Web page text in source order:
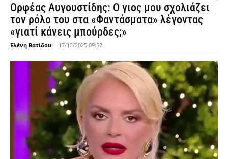
Ορφέας Αυγουστίδης: Ο γιος μου σχολιάζει
τον ρόλο του στα «Φαντάσματα» λέγοντας
«γιατί κάνεις μπούρδες;»
Ελένη Βατίδου - 17/12/2025 09:52